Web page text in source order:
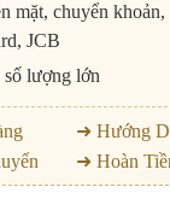
mặt, chuyển
JCB
lượng lớn
➜ Hướng
➜ Hoàn